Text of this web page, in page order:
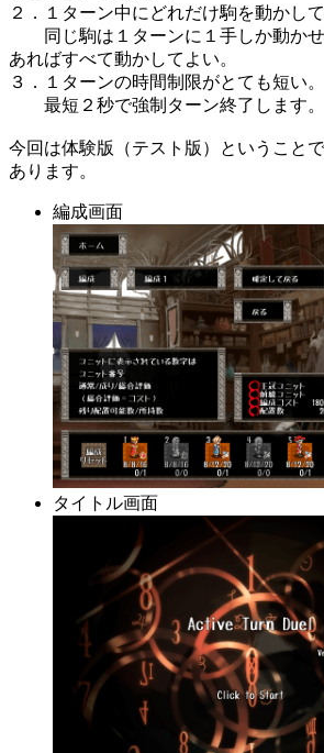
２．１ターン中にどれだけ駒を動かして
同じ駒は１ターンに１手しか動かせ
あればすべて動かしてよい。
３．１ターンの時間制限がとても短い。
最短２秒で強制ターン終了します。
今回は体験版（テスト版）ということ
あります。
編成画面
タイトル画面